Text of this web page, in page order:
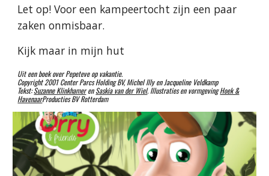
Let op! Voor een kampeertocht zijn een paar
zaken onmisbaar.
Kijk maar in mijn hut
Uit een boek over Pepeteve op vakantie.
Copyright 2001 Center Parcs Holding BV, Michel Illy en Jacqueline Veldkamp
Tekst:Suzanne KlinkhamerenSaskia van der Wiel. Illustraties en vormgevingHoek &
HavenaarProducties BV Rotterdam